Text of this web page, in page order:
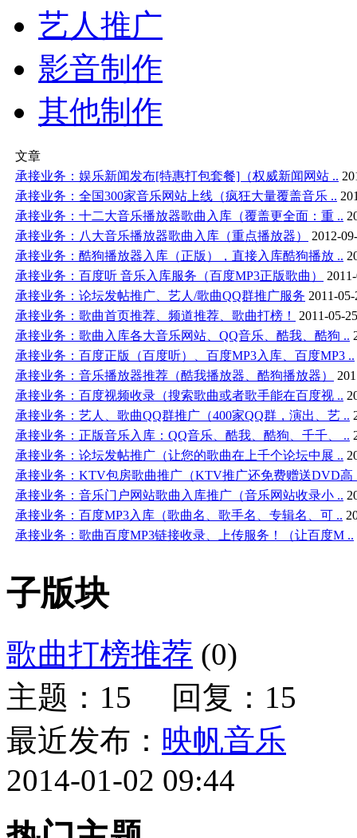
艺人推广
影音制作
其他制作
文章
承接业务：娱乐新闻发布[特惠打包套餐]（权威新闻网站 ..
承接业务：全国300家音乐网站上线（疯狂大量覆盖音乐 ..
承接业务：十二大音乐播放器歌曲入库（覆盖更全面：重 ..
承接业务：八大音乐播放器歌曲入库（重点播放器）
2012-
承接业务：酷狗播放器入库（正版），直接入库酷狗播放 ..
承接业务：百度听 音乐入库服务（百度MP3正版歌曲）
承接业务：论坛发帖推广、艺人/歌曲QQ群推广服务 2011-
承接业务：歌曲首页推荐、频道推荐、歌曲打榜！
2011-05-
承接业务：歌曲入库各大音乐网站、QQ音乐、酷我、酷狗 ..
承接业务：百度正版（百度听）、百度MP3入库、百度MP3 ..
承接业务：音乐播放器推荐（酷我播放器、酷狗播放器）
承接业务：百度视频收录（搜索歌曲或者歌手能在百度视 ..
承接业务：艺人、歌曲QQ群推广（400家QQ群，演出、艺 ..
承接业务：正版音乐入库：QQ音乐、酷我、酷狗、千千、 ..
承接业务：论坛发帖推广（让您的歌曲在上千个论坛中展 ..
承接业务：KTV包房歌曲推广（KTV推广还免费赠送DVD高
承接业务：音乐门户网站歌曲入库推广（音乐网站收录小 ..
承接业务：百度MP3入库（歌曲名、歌手名、专辑名、可 ..
承接业务：歌曲百度MP3链接收录、上传服务！（让百度M ..
子版块
歌曲打榜推荐 (0)
主题：15 回复：15
最近发布： 映帆音乐
2014-01-02 09:44